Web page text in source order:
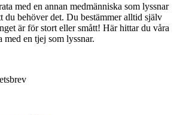
med en annan medmänniska som lyssnar
du behöver det. Du bestämmer alltid själv
är för stort eller smått! Här hittar du våra
med en tjej som lyssnar.